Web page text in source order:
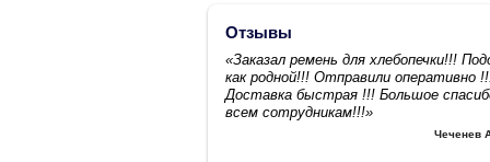
Отзывы
«Заказал ремень для хлебопечки!!!
как родной!!! Отправили оперативно
Доставка быстрая !!! Большое
всем сотрудникам!!!»
Чеченев